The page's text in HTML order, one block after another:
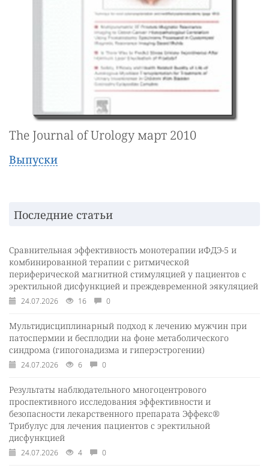
The Journal of Urology март 2010
Выпуски
Последние статьи
Сравнительная эффективность монотерапии иФДЭ-5 и
комбинированной терапии с ритмической
периферической магнитной стимуляцией у пациентов с
эректильной дисфункцией и преждевременной эякуляцией
24.07.2026 16 0
Мультидисциплинарный подход к лечению мужчин при
патоспермии и бесплодии на фоне метаболического
синдрома (гипогонадизма и гиперэстрогении)
24.07.2026 6 0
Результаты наблюдательного многоцентрового
проспективного исследования эффективности и
безопасности лекарственного препарата Эффекс®
Трибулус для лечения пациентов с эректильной
дисфункцией
24.07.2026 4 0